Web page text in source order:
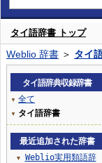
タイ語辞書 トップ
Weblio 辞書 ＞ タイ
タイ語辞典収録辞書
▼ 全て
▼ タイ語辞書
最近追加された辞書
▼
Weblio実用類語辞